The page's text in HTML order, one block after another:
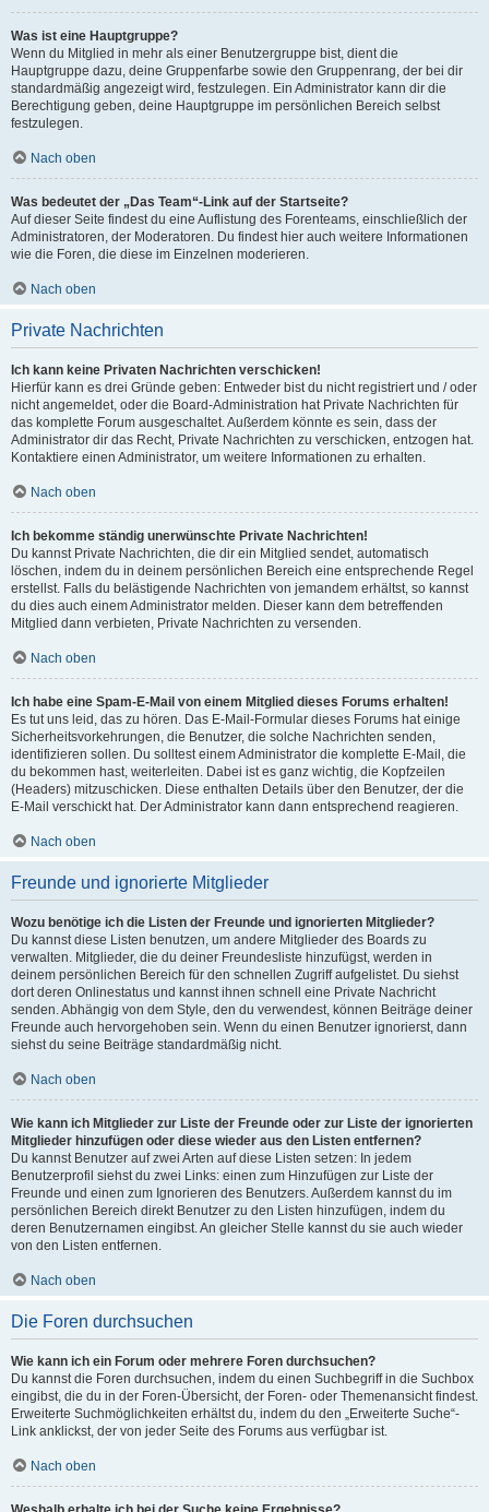
Was ist eine Hauptgruppe?
Wenn du Mitglied in mehr als einer Benutzergruppe bist, dient die
Hauptgruppe dazu, deine Gruppenfarbe sowie den Gruppenrang, der bei dir
standardmäßig angezeigt wird, festzulegen. Ein Administrator kann dir die
Berechtigung geben, deine Hauptgruppe im persönlichen Bereich selbst
festzulegen.
Nach oben
Was bedeutet der „Das Team“-Link auf der Startseite?
Auf dieser Seite findest du eine Auflistung des Forenteams, einschließlich der
Administratoren, der Moderatoren. Du findest hier auch weitere Informationen
wie die Foren, die diese im Einzelnen moderieren.
Nach oben
Private Nachrichten
Ich kann keine Privaten Nachrichten verschicken!
Hierfür kann es drei Gründe geben: Entweder bist du nicht registriert und / oder
nicht angemeldet, oder die Board-Administration hat Private Nachrichten für
das komplette Forum ausgeschaltet. Außerdem könnte es sein, dass der
Administrator dir das Recht, Private Nachrichten zu verschicken, entzogen hat.
Kontaktiere einen Administrator, um weitere Informationen zu erhalten.
Nach oben
Ich bekomme ständig unerwünschte Private Nachrichten!
Du kannst Private Nachrichten, die dir ein Mitglied sendet, automatisch
löschen, indem du in deinem persönlichen Bereich eine entsprechende Regel
erstellst. Falls du belästigende Nachrichten von jemandem erhältst, so kannst
du dies auch einem Administrator melden. Dieser kann dem betreffenden
Mitglied dann verbieten, Private Nachrichten zu versenden.
Nach oben
Ich habe eine Spam-E-Mail von einem Mitglied dieses Forums erhalten!
Es tut uns leid, das zu hören. Das E-Mail-Formular dieses Forums hat einige
Sicherheitsvorkehrungen, die Benutzer, die solche Nachrichten senden,
identifizieren sollen. Du solltest einem Administrator die komplette E-Mail, die
du bekommen hast, weiterleiten. Dabei ist es ganz wichtig, die Kopfzeilen
(Headers) mitzuschicken. Diese enthalten Details über den Benutzer, der die
E-Mail verschickt hat. Der Administrator kann dann entsprechend reagieren.
Nach oben
Freunde und ignorierte Mitglieder
Wozu benötige ich die Listen der Freunde und ignorierten Mitglieder?
Du kannst diese Listen benutzen, um andere Mitglieder des Boards zu
verwalten. Mitglieder, die du deiner Freundesliste hinzufügst, werden in
deinem persönlichen Bereich für den schnellen Zugriff aufgelistet. Du siehst
dort deren Onlinestatus und kannst ihnen schnell eine Private Nachricht
senden. Abhängig von dem Style, den du verwendest, können Beiträge deiner
Freunde auch hervorgehoben sein. Wenn du einen Benutzer ignorierst, dann
siehst du seine Beiträge standardmäßig nicht.
Nach oben
Wie kann ich Mitglieder zur Liste der Freunde oder zur Liste der ignorierten
Mitglieder hinzufügen oder diese wieder aus den Listen entfernen?
Du kannst Benutzer auf zwei Arten auf diese Listen setzen: In jedem
Benutzerprofil siehst du zwei Links: einen zum Hinzufügen zur Liste der
Freunde und einen zum Ignorieren des Benutzers. Außerdem kannst du im
persönlichen Bereich direkt Benutzer zu den Listen hinzufügen, indem du
deren Benutzernamen eingibst. An gleicher Stelle kannst du sie auch wieder
von den Listen entfernen.
Nach oben
Die Foren durchsuchen
Wie kann ich ein Forum oder mehrere Foren durchsuchen?
Du kannst die Foren durchsuchen, indem du einen Suchbegriff in die Suchbox
eingibst, die du in der Foren-Übersicht, der Foren- oder Themenansicht findest.
Erweiterte Suchmöglichkeiten erhältst du, indem du den „Erweiterte Suche“-
Link anklickst, der von jeder Seite des Forums aus verfügbar ist.
Nach oben